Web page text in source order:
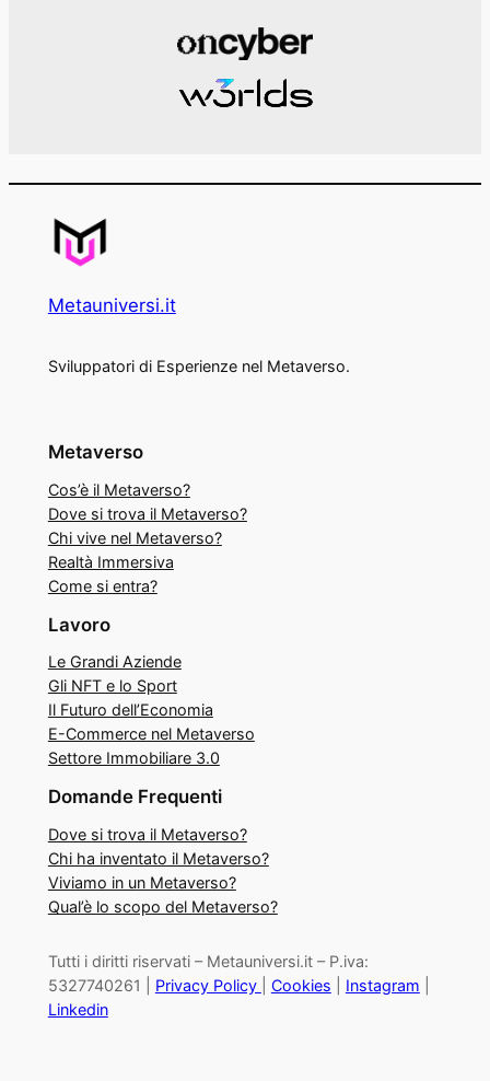
Metauniversi.it
Sviluppatori di Esperienze nel Metaverso.
Metaverso
Cos’è il Metaverso?
Dove si trova il Metaverso?
Chi vive nel Metaverso?
Realtà Immersiva
Come si entra?
Lavoro
Le Grandi Aziende
Gli NFT e lo Sport
Il Futuro dell’Economia
E-Commerce nel Metaverso
Settore Immobiliare 3.0
Domande Frequenti
Dove si trova il Metaverso?
Chi ha inventato il Metaverso?
Viviamo in un Metaverso?
Qual’è lo scopo del Metaverso?
Tutti i diritti riservati – Metauniversi.it – P.iva:
5327740261 | Privacy Policy Cookies Instagram
Linkedin